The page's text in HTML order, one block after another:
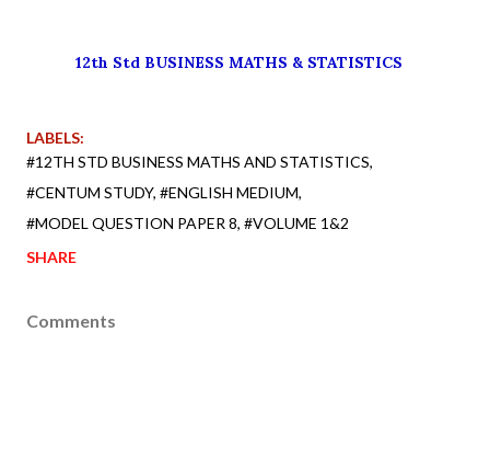
12th Std BUSINESS MATHS & STATISTICS
LABELS:
#12TH STD BUSINESS MATHS AND STATISTICS
#CENTUM STUDY #ENGLISH MEDIUM
#MODEL QUESTION PAPER 8 #VOLUME 1&2
SHARE
Comments